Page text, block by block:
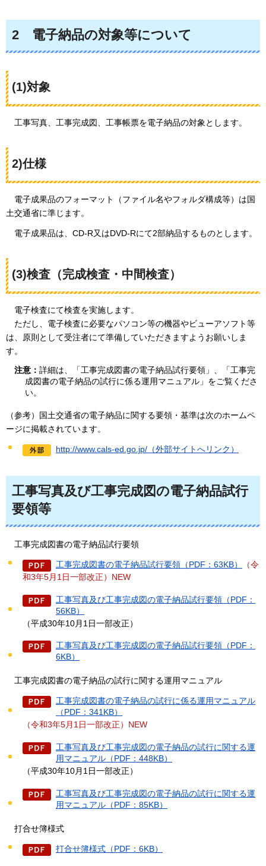
2 電子納品の対象等について
(1)対象
工事写真、工事完成図、工事帳票を電子納品の対象とします。
2)仕様
電子成果品のフォーマット（ファイル名やフォルダ構成等）は国
土交通省に準じます。
電子成果品は、CD-R又はDVD-Rにて2部納品するものとします。
(3)検査（完成検査・中間検査）
電子検査にて検査を実施します。
ただし
、電子検査に必要なパソコン等の機器やビューアソフト等
は、原則として受注者にて準備していただきますようお願いしま
す。
注意： 詳細は、「工事完成図書の電子納品試行要領」、「工事完
成図書の電子納品の試行に係る運用マニュアル」をご覧くださ
い。
（参考）国土交通省の電子納品に関する要領・基準は次のホームペ
ージに掲載されています。
http://www.cals-ed.go.jp/（外部サイトへリンク）
工事写真及び工事完成図の電子納品試行
要領等
工事完成図書の電子納品試行要領
工事完成図書の電子納品試行要領（PDF：63KB）
（令
和3年5月1日一部改正）NEW
工事写真及び工事完成図の電子納品試行要領（PDF：
56KB）
（平成30年10月1日一部改正）
工事写真及び工事完成図の電子納品試行要領（PDF：
6KB）
工事完成図書の電子納品の試行に関する運用マニュアル
工事完成図書の電子納品の試行に係る運用マニュアル
（PDF：341KB）
（令和3年5月1日一部改正）NEW
工事写真及び工事完成図の電子納品の試行に関する運
用マニュアル（PDF：448KB）
（平成30年10月1日一部改正）
工事写真及び工事完成図の電子納品の試行に関する運
用マニュアル（PDF：85KB）
打合せ簿様式
打合せ簿様式（PDF：6KB）